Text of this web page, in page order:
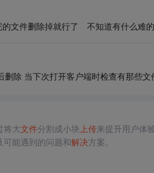
文件删除掉就行了 不知道有什么难
除 当下次打开客户端时检查有那些
将大文件分割成小块 上传来提升用户体
可能遇到的问题和解决方案。